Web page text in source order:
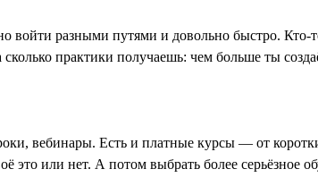
разными путями и довольно быстро. Кто-
практики получаешь: чем больше ты
вебинары. Есть и платные курсы — от
это или нет. А потом выбрать более